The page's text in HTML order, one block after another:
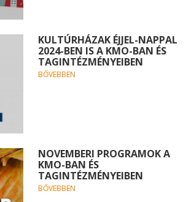
KULTÚRHÁZAK ÉJJEL-NAPPAL
2024-BEN IS A KMO-BAN ÉS
TAGINTÉZMÉNYEIBEN
BŐVEBBEN
NOVEMBERI PROGRAMOK A
KMO-BAN ÉS
TAGINTÉZMÉNYEIBEN
BŐVEBBEN